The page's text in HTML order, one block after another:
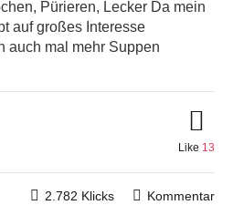
Pürieren, Lecker Da mein
auf großes Interesse
auch mal mehr Suppen
Like 13
Kommentar
2.782 Klicks